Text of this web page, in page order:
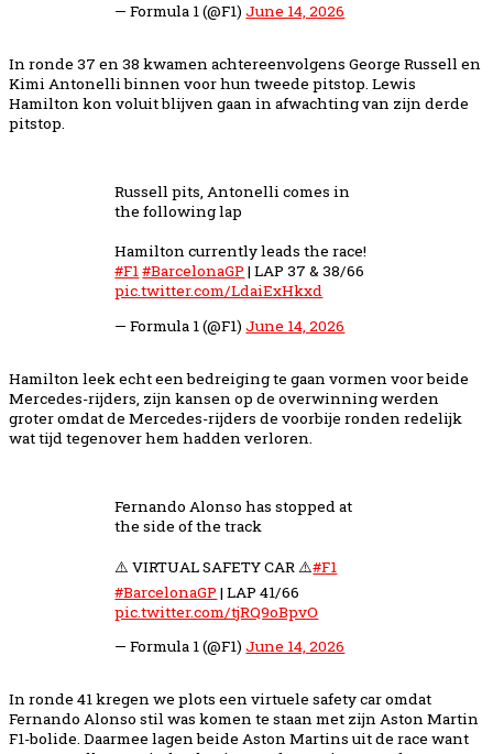
— Formula 1 (@F1)June 14, 2026
In ronde 37 en 38 kwamen achtereenvolgens George Russell en
Kimi Antonelli binnen voor hun tweede pitstop. Lewis
Hamilton kon voluit blijven gaan in afwachting van zijn derde
pitstop.
Russell pits, Antonelli comes in
the following lap
Hamilton currently leads the race!
#F1#BarcelonaGP | LAP 37 & 38/66
pic.twitter.com/LdaiExHkxd
— Formula 1 (@F1)June 14, 2026
Hamilton leek echt een bedreiging te gaan vormen voor beide
Mercedes-rijders, zijn kansen op de overwinning werden
groter omdat de Mercedes-rijders de voorbije ronden redelijk
wat tijd tegenover hem hadden verloren.
Fernando Alonso has stopped at
the side of the track
⚠️ VIRTUAL SAFETY CAR ⚠️#F1
#BarcelonaGP | LAP 41/66
pic.twitter.com/tjRQ9oBpvO
— Formula 1 (@F1)June 14, 2026
In ronde 41 kregen we plots een virtuele safety car omdat
Fernando Alonso stil was komen te staan met zijn Aston Martin
F1-bolide. Daarmee lagen beide Aston Martins uit de race want